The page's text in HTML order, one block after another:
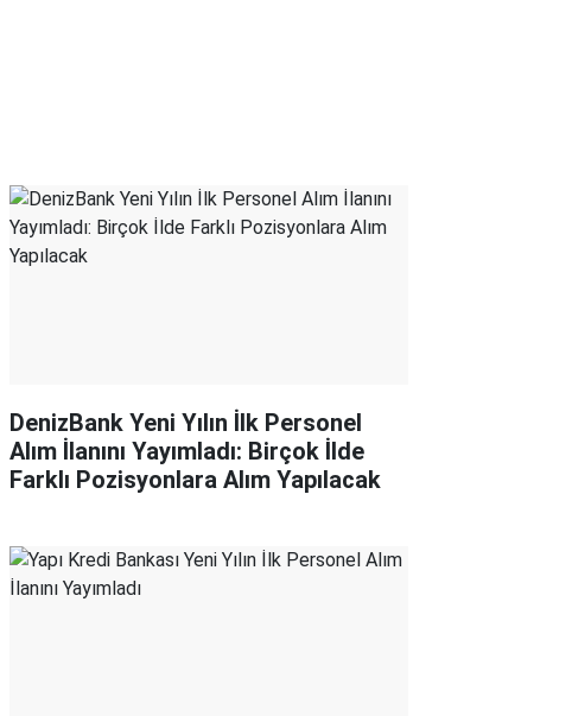
DenizBank Yeni Yılın İlk Personel
Alım İlanını Yayımladı: Birçok İlde
Farklı Pozisyonlara Alım Yapılacak